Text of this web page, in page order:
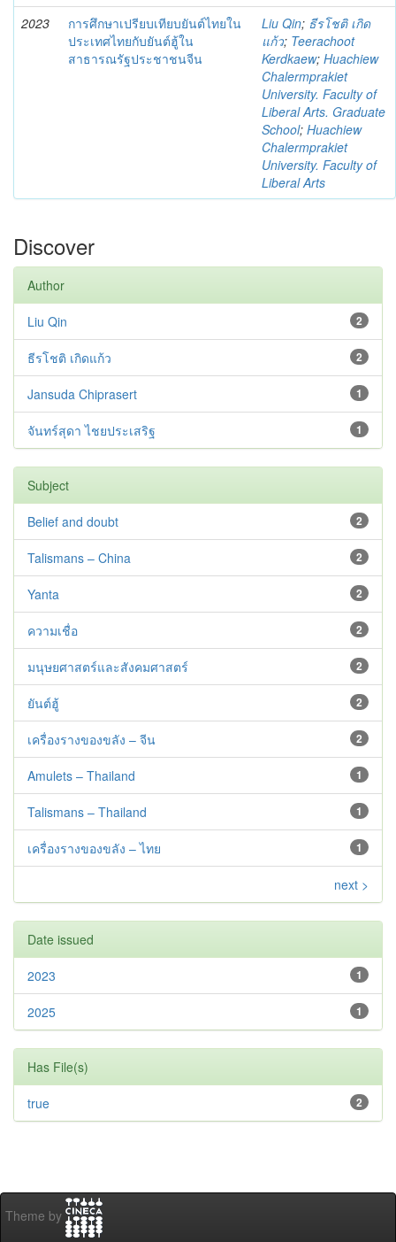
2023
การศึกษาเปรียบเทียบยันต์ไทยใน
ประเทศไทยกับยันต์ฮู้ใน
สาธารณรัฐประชาชนจีน
Liu Qin; ธีรโชติ เกิด
แก้ว; Teerachoot
Kerdkaew; Huachiew
Chalermprakiet
University. Faculty of
Liberal Arts. Graduate
School; Huachiew
Chalermprakiet
University. Faculty of
Liberal Arts
Discover
Author
2
Liu Qin
2
ธีรโชติ เกิดแก้ว
1
Jansuda Chiprasert
1
จันทร์สุดา ไชยประเสริฐ
Subject
2
Belief and doubt
2
Talismans – China
2
Yanta
2
ความเชื่อ
2
มนุษยศาสตร์และสังคมศาสตร์
2
ยันต์ฮู้
2
เครื่องรางของขลัง – จีน
1
Amulets – Thailand
1
Talismans – Thailand
1
เครื่องรางของขลัง – ไทย
next >
Date issued
1
2023
1
2025
Has File(s)
2
true
Theme by